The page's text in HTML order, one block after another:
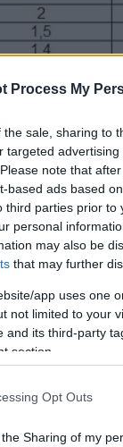
Process My
the sale, sharing to
targeted
note that
based ads based
third parties prior
personal
may also be
that may further
app uses one
not limited to your
and its third-party
section.
Opt Outs
Sharing of my